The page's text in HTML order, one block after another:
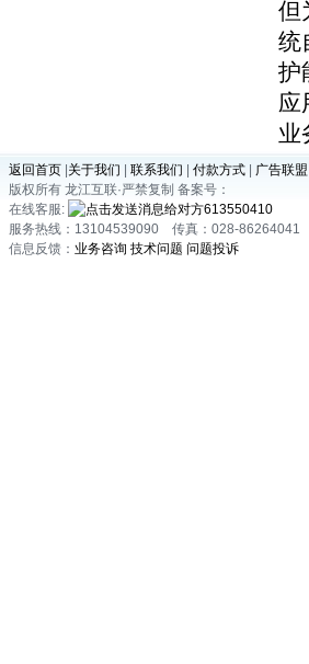
但
统
护
应
业
返回首页 关于我们 联系我们 付款方式 广告联盟
版权所有 龙江互联·严禁复制 备案号：
在线客服:
613550410
服务热线：13104539090 传真：028-86264041
信息反馈： 业务咨询 技术问题 问题投诉